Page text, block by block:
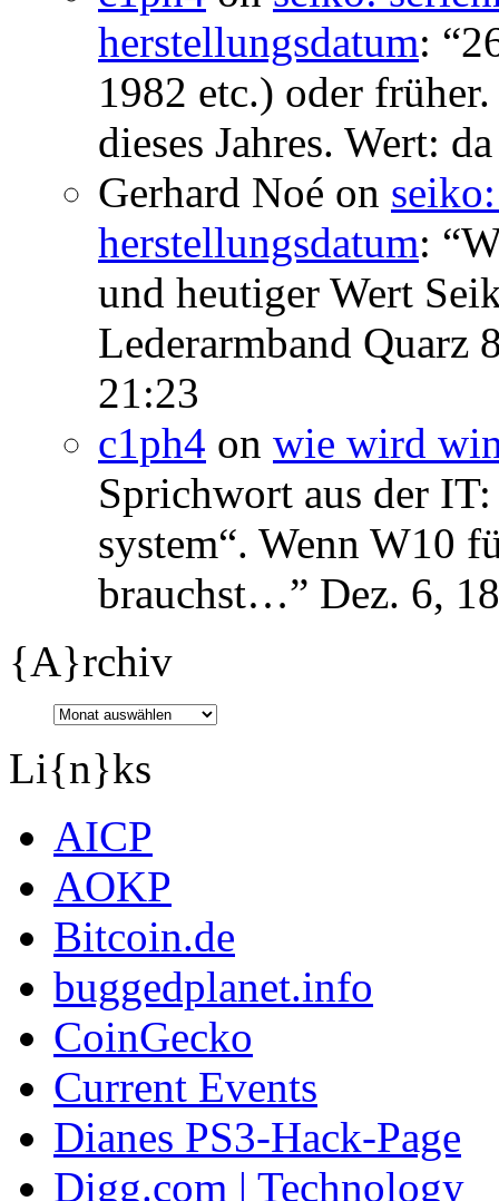
herstellungsdatum: “
1982 etc.) oder
dieses Jahres. Wert:
Gerhard Noé on
herstellungsdatum: “
und heutiger Wert
Lederarmband Quarz
21:23
c1ph4 on wie wird
Sprichwort aus der
system“. Wenn W10
brauchst…” Dez. 6,
{A}rchiv
Li{n}ks
AICP
AOKP
Bitcoin.de
buggedplanet.info
CoinGecko
Current Events
Dianes PS3-Hack-Page
Digg.com | Technology